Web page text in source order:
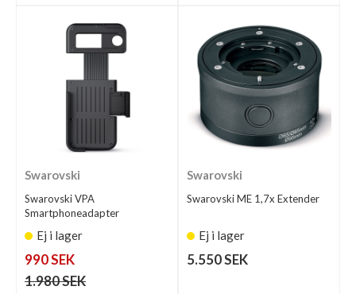
Swarovski
Swarovski VPA
Smartphoneadapter
Ej i lager
990 SEK
1.980 SEK
Swarovski
Swarovski ME 1,7x Extender
Ej i lager
5.550 SEK